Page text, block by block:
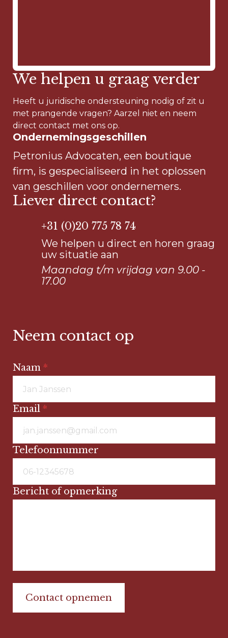
We helpen u graag verder
Heeft u juridische ondersteuning nodig of zit u
met prangende vragen? Aarzel niet en neem
direct contact met ons op.
Ondernemingsgeschillen
Petronius Advocaten, een boutique
firm, is gespecialiseerd in het oplossen
van geschillen voor ondernemers.
Liever direct contact?
+31 (0)20 775 78 74
We helpen u direct en horen graag
uw situatie aan
Maandag t/m vrijdag van 9.00 -
17.00
Neem contact op
Naam *
Email *
Telefoonnummer
Bericht of opmerking
Contact opnemen